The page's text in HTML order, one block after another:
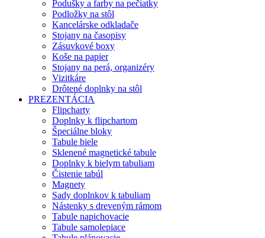
Podušky a farby na pečiatky
Podložky na stôl
Kancelárske odkladače
Stojany na časopisy
Zásuvkové boxy
Koše na papier
Stojany na perá, organizéry
Vizitkáre
Drôtené doplnky na stôl
PREZENTÁCIA
Flipcharty
Doplnky k flipchartom
Špeciálne bloky
Tabule biele
Sklenené magnetické tabule
Doplnky k bielym tabuliam
Čistenie tabúl
Magnety
Sady doplnkov k tabuliam
Nástenky s dreveným rámom
Tabule napichovacie
Tabule samolepiace